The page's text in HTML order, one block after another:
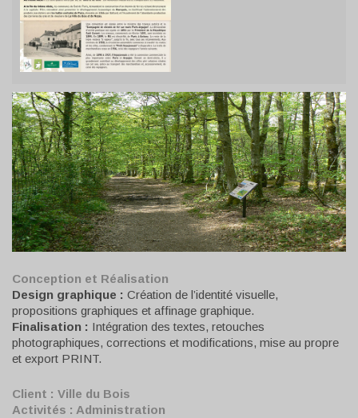
Conception et Réalisation
Design graphique : Création de l’identité visuelle,
propositions graphiques et affinage graphique.
Finalisation : Intégration des textes, retouches
photographiques, corrections et modifications, mise au propre
et export PRINT.
Client : Ville du Bois
Activités : Administration